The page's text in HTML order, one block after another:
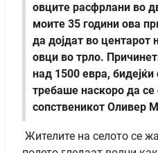
овците расфрлани во
моите 35 години ова
да дојдат во центарот
овци во трло.
над 1500 евра,
требаше наскоро да се
сопственикот Оливер
Жителите на селото се